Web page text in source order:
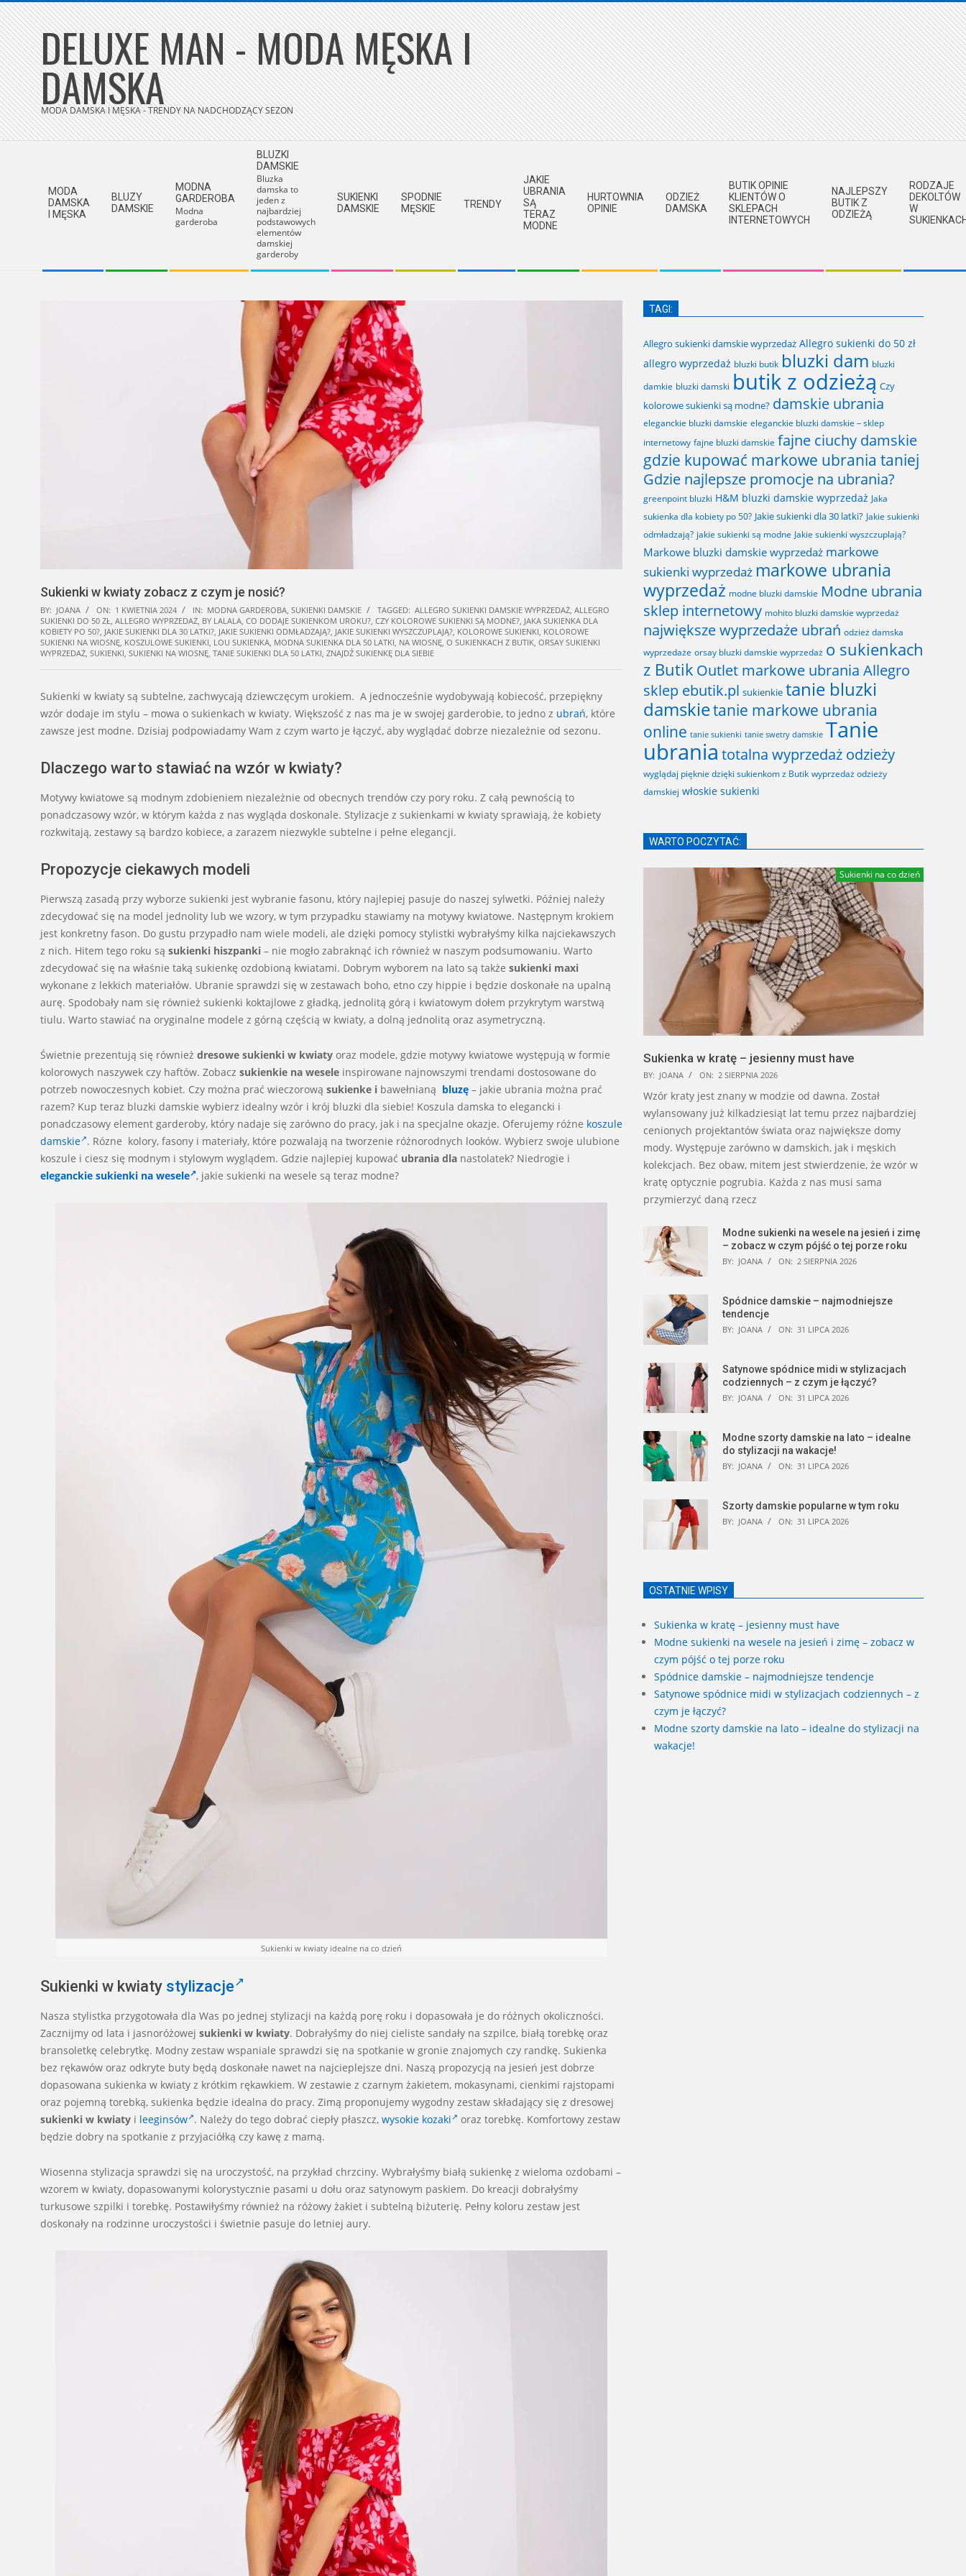
Skip
to
content DELUXE MAN - MODA MĘSKA I
DAMSKA
MODA DAMSKA I MĘSKA - TRENDY NA NADCHODZĄCY SEZON
MODA
DAMSKA
I MĘSKA
BLUZY
DAMSKIE
MODNA
GARDEROBA
Modna
garderoba
BLUZKI
DAMSKIE
Bluzka
damska to
jeden z
najbardziej
podstawowych
elementów
damskiej
garderoby
SUKIENKI
DAMSKIE
SPODNIE
MĘSKIE
TRENDY
JAKIE
UBRANIA
SĄ
TERAZ
MODNE
HURTOWNIA
OPINIE
ODZIEŻ
DAMSKA
BUTIK OPINIE
KLIENTÓW O
SKLEPACH
INTERNETOWYCH
NAJLEPSZY
BUTIK Z
ODZIEŻĄ
RODZAJE
DEKOLTÓW
W
Sukienki w kwiaty zobacz z czym je nosić?
BY: JOANA ON: 1 KWIETNIA 2024 IN: MODNA GARDEROBA, SUKIENKI DAMSKIE TAGGED: ALLEGRO SUKIENKI DAMSKIE WYPRZEDAŻ, ALLEGRO
SUKIENKI DO 50 ZŁ, ALLEGRO WYPRZEDAŻ, BY LALALA, CO DODAJE SUKIENKOM UROKU?, CZY KOLOROWE SUKIENKI SĄ MODNE?, JAKA SUKIENKA DLA
KOBIETY PO 50?, JAKIE SUKIENKI DLA 30 LATKI?, JAKIE SUKIENKI ODMŁADZAJĄ?, JAKIE SUKIENKI WYSZCZUPLAJĄ?, KOLOROWE SUKIENKI, KOLOROWE
SUKIENKI NA WIOSNĘ, KOSZULOWE SUKIENKI, LOU SUKIENKA, MODNA SUKIENKA DLA 50 LATKI, NA WIOSNĘ, O SUKIENKACH Z BUTIK, ORSAY SUKIENKI
WYPRZEDAŻ, SUKIENKI, SUKIENKI NA WIOSNĘ, TANIE SUKIENKI DLA 50 LATKI, ZNAJDŹ SUKIENKĘ DLA SIEBIE
Sukienki w kwiaty są subtelne, zachwycają dziewczęcym urokiem. A jednocześnie wydobywają kobiecość, przepiękny
wzór dodaje im stylu – mowa o sukienkach w kwiaty. Większość z nas ma je w swojej garderobie, to jedno z ubrań, które
zawsze jest modne. Dzisiaj podpowiadamy Wam z czym warto je łączyć, aby wyglądać dobrze niezależnie od sezonu.
Dlaczego warto stawiać na wzór w kwiaty?
Motywy kwiatowe są modnym zdobieniem niezależnie od obecnych trendów czy pory roku. Z całą pewnością to
ponadczasowy wzór, w którym każda z nas wygląda doskonale. Stylizacje z sukienkami w kwiaty sprawiają, że kobiety
rozkwitają, zestawy są bardzo kobiece, a zarazem niezwykle subtelne i pełne elegancji.
Propozycje ciekawych modeli
Pierwszą zasadą przy wyborze sukienki jest wybranie fasonu, który najlepiej pasuje do naszej sylwetki. Później należy
zdecydować się na model jednolity lub we wzory, w tym przypadku stawiamy na motywy kwiatowe. Następnym krokiem
jest konkretny fason. Do gustu przypadło nam wiele modeli, ale dzięki pomocy stylistki wybrałyśmy kilka najciekawszych
z nich. Hitem tego roku są sukienki hiszpanki – nie mogło zabraknąć ich również w naszym podsumowaniu. Warto
zdecydować się na właśnie taką sukienkę ozdobioną kwiatami. Dobrym wyborem na lato są także sukienki maxi
wykonane z lekkich materiałów. Ubranie sprawdzi się w zestawach boho, etno czy hippie i będzie doskonałe na upalną
aurę. Spodobały nam się również sukienki koktajlowe z gładką, jednolitą górą i kwiatowym dołem przykrytym warstwą
tiulu. Warto stawiać na oryginalne modele z górną częścią w kwiaty, a dolną jednolitą oraz asymetryczną.
Świetnie prezentują się również dresowe sukienki w kwiaty oraz modele, gdzie motywy kwiatowe występują w formie
kolorowych naszywek czy haftów. Zobacz sukienkie na wesele inspirowane najnowszymi trendami dostosowane do
potrzeb nowoczesnych kobiet. Czy można prać wieczorową sukienke i bawełnianą bluzę – jakie ubrania można prać
razem? Kup teraz bluzki damskie wybierz idealny wzór i krój bluzki dla siebie! Koszula damska to elegancki i
ponadczasowy element garderoby, który nadaje się zarówno do pracy, jak i na specjalne okazje. Oferujemy różne koszule
damskie . Rózne kolory, fasony i materiały, które pozwalają na tworzenie różnorodnych looków. Wybierz swoje ulubione
koszule i ciesz się modnym i stylowym wyglądem. Gdzie najlepiej kupować ubrania dla nastolatek? Niedrogie i
eleganckie sukienki na wesele , jakie sukienki na wesele są teraz modne?
Sukienki w kwiaty idealne na co dzień
Sukienki w kwiaty stylizacje
Nasza stylistka przygotowała dla Was po jednej stylizacji na każdą porę roku i dopasowała je do różnych okoliczności.
Zacznijmy od lata i jasnoróżowej sukienki w kwiaty. Dobrałyśmy do niej cieliste sandały na szpilce, białą torebkę oraz
bransoletkę celebrytkę. Modny zestaw wspaniale sprawdzi się na spotkanie w gronie znajomych czy randkę. Sukienka
bez rękawów oraz odkryte buty będą doskonałe nawet na najcieplejsze dni. Naszą propozycją na jesień jest dobrze
dopasowana sukienka w kwiaty z krótkim rękawkiem. W zestawie z czarnym żakietem, mokasynami, cienkimi rajstopami
oraz pojemną torebką, sukienka będzie idealna do pracy. Zimą proponujemy wygodny zestaw składający się z dresowej
sukienki w kwiaty i leeginsów . Należy do tego dobrać ciepły płaszcz, wysokie kozaki
oraz torebkę. Komfortowy zestaw
będzie dobry na spotkanie z przyjaciółką czy kawę z mamą.
Wiosenna stylizacja sprawdzi się na uroczystość, na przykład chrzciny. Wybrałyśmy białą sukienkę z wieloma ozdobami –
wzorem w kwiaty, dopasowanymi kolorystycznie pasami u dołu oraz satynowym paskiem. Do kreacji dobrałyśmy
turkusowe szpilki i torebkę. Postawiłyśmy również na różowy żakiet i subtelną biżuterię. Pełny koloru zestaw jest
doskonały na rodzinne uroczystości i świetnie pasuje do letniej aury.
TAGI:
Allegro sukienki damskie wyprzedaż Allegro sukienki do 50 zł
allegro wyprzedaż bluzki butik bluzki dam bluzki
damkie bluzki damski butik z odzieżą Czy
kolorowe sukienki są modne? damskie ubrania
eleganckie bluzki damskie eleganckie bluzki damskie – sklep
internetowy fajne bluzki damskie fajne ciuchy damskie
gdzie kupować markowe ubrania taniej
Gdzie najlepsze promocje na ubrania?
greenpoint bluzki H&M bluzki damskie wyprzedaż Jaka
sukienka dla kobiety po 50? Jakie sukienki dla 30 latki? Jakie sukienki
odmładzają? jakie sukienki są modne Jakie sukienki wyszczuplają?
Markowe bluzki damskie wyprzedaż markowe
sukienki wyprzedaż markowe ubrania
wyprzedaż modne bluzki damskie Modne ubrania
sklep internetowy mohito bluzki damskie wyprzedaż
największe wyprzedaże ubrań odzież damska
wyprzedaże orsay bluzki damskie wyprzedaż o sukienkach
z Butik Outlet markowe ubrania Allegro
sklep ebutik.pl sukienkie tanie bluzki
damskietanie markowe ubrania
online tanie sukienki tanie swetry damskie Tanie
ubrania totalna wyprzedaż odzieży
wyglądaj pięknie dzięki sukienkom z Butik wyprzedaż odzieży
damskiej włoskie sukienki
WARTO POCZYTAĆ:
Sukienki na co dzień
Sukienka w kratę – jesienny must have
BY: JOANA ON: 2 SIERPNIA 2026
Wzór kraty jest znany w modzie od dawna. Został
wylansowany już kilkadziesiąt lat temu przez najbardziej
cenionych projektantów świata oraz największe domy
mody. Występuje zarówno w damskich, jak i męskich
kolekcjach. Bez obaw, mitem jest stwierdzenie, że wzór w
kratę optycznie pogrubia. Każda z nas musi sama
przymierzyć daną rzecz
Modne sukienki na wesele na jesień i zimę
– zobacz w czym pójść o tej porze roku
BY: JOANA ON: 2 SIERPNIA 2026
Spódnice damskie – najmodniejsze
tendencje
BY: JOANA ON: 31 LIPCA 2026
Satynowe spódnice midi w stylizacjach
codziennych – z czym je łączyć?
BY: JOANA ON: 31 LIPCA 2026
Modne szorty damskie na lato – idealne
do stylizacji na wakacje!
BY: JOANA ON: 31 LIPCA 2026
Szorty damskie popularne w tym roku
BY: JOANA ON: 31 LIPCA 2026
OSTATNIE WPISY
Sukienka w kratę – jesienny must have
Modne sukienki na wesele na jesień i zimę – zobacz w
czym pójść o tej porze roku
Spódnice damskie – najmodniejsze tendencje
Satynowe spódnice midi w stylizacjach codziennych – z
czym je łączyć?
Modne szorty damskie na lato – idealne do stylizacji na
wakacje!